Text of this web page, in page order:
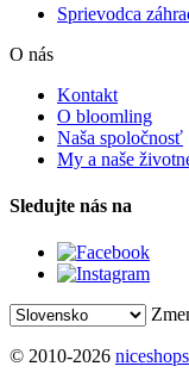
Sprievodca
O nás
Kontakt
O bloomling
Naša spoločnosť
My a naše
Sledujte nás na
© 2010-2026